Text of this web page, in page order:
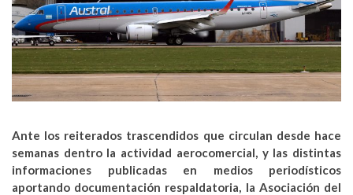
Ante los reiterados trascendidos que circulan desde hace
semanas dentro la actividad aerocomercial, y las distintas
informaciones publicadas en medios periodísticos
aportando documentación respaldatoria, la Asociación del